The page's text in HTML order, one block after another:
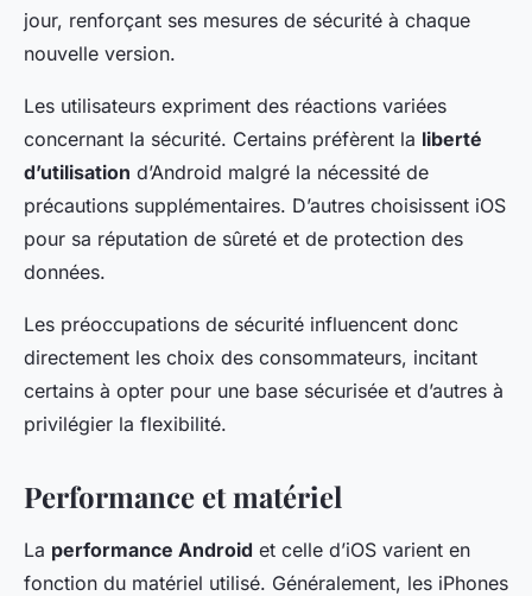
jour, renforçant ses mesures de sécurité à chaque
nouvelle version.
Les utilisateurs expriment des réactions variées
concernant la sécurité. Certains préfèrent la liberté
d’utilisation d’Android malgré la nécessité de
précautions supplémentaires. D’autres choisissent iOS
pour sa réputation de sûreté et de protection des
données.
Les préoccupations de sécurité influencent donc
directement les choix des consommateurs, incitant
certains à opter pour une base sécurisée et d’autres à
privilégier la flexibilité.
Performance et matériel
La performance Android et celle d’iOS varient en
fonction du matériel utilisé. Généralement, les iPhones